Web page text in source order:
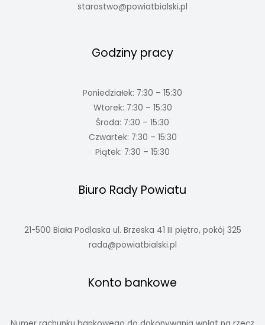
starostwo@powiatbialski.pl
Godziny pracy
Poniedziałek: 7:30 – 15:30
Wtorek: 7:30 – 15:30
Środa: 7:30 – 15:30
Czwartek: 7:30 – 15:30
Piątek: 7:30 – 15:30
Biuro Rady Powiatu
21-500 Biała Podlaska ul. Brzeska 41 III piętro, pokój 325
rada@powiatbialski.pl
Konto bankowe